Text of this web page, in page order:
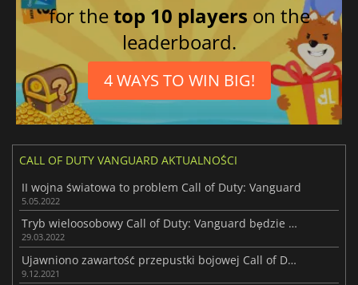
Arabski
for thetop 10 players on the
leaderboard.
4 WAYS TO WIN BIG!
CALL OF DUTY VANGUARD AKTUALNOŚCI
II wojna światowa to problem Call of Duty: Vanguard
5.05.2022
Tryb wieloosobowy Call of Duty: Vanguard będzie darmowy przez dwa tygodnie
29.03.2022
Ujawniono zawartość przepustki bojowej Call of Duty: Vanguard Season 1
9.12.2021